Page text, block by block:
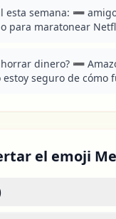
esta semana: ➖
para maratonear
dinero? ➖
seguro de cómo
el emoji